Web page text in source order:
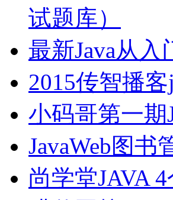
试题库）
最新Java从
2015传智播
小码哥第一
JavaWeb图
尚学堂JAVA